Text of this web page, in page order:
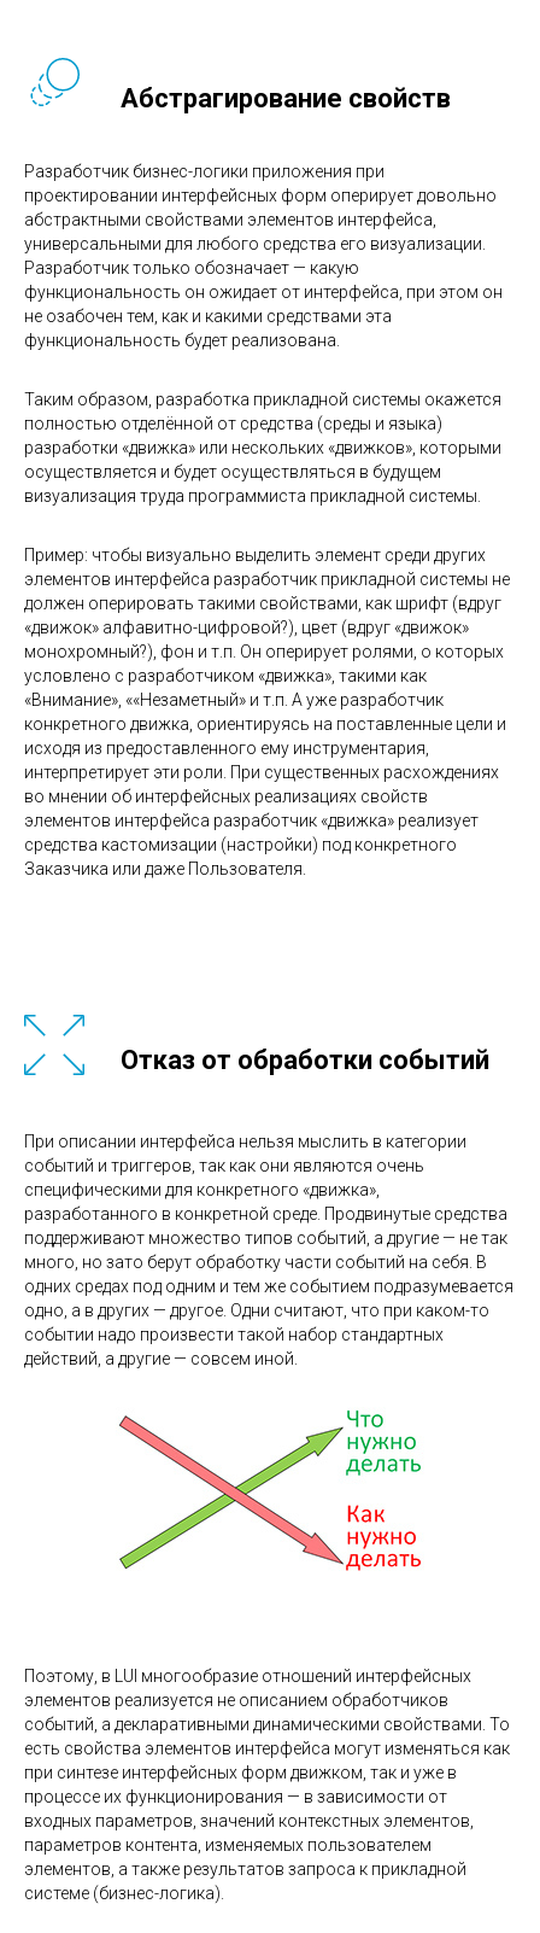
Абстрагирование свойств
Разработчик бизнес-логики приложения при
проектировании интерфейсных форм оперирует довольно
абстрактными свойствами элементов интерфейса,
универсальными для любого средства его визуализации.
Разработчик только обозначает — какую
функциональность он ожидает от интерфейса, при этом он
не озабочен тем, как и какими средствами эта
функциональность будет реализована.
Таким образом, разработка прикладной системы окажется
полностью отделённой от средства (среды и языка)
разработки «движка» или нескольких «движков», которыми
осуществляется и будет осуществляться в будущем
визуализация труда программиста прикладной системы.
Пример: чтобы визуально выделить элемент среди других
элементов интерфейса разработчик прикладной системы не
должен оперировать такими свойствами, как шрифт (вдруг
«движок» алфавитно-цифровой?), цвет (вдруг «движок»
монохромный?), фон и т.п. Он оперирует ролями, о которых
условлено с разработчиком «движка», такими как
«Внимание», ««Незаметный» и т.п. А уже разработчик
конкретного движка, ориентируясь на поставленные цели и
исходя из предоставленного ему инструментария,
интерпретирует эти роли. При существенных расхождениях
во мнении об интерфейсных реализациях свойств
элементов интерфейса разработчик «движка» реализует
средства кастомизации (настройки) под конкретного
Заказчика или даже Пользователя.
Отказ от обработки событий
При описании интерфейса нельзя мыслить в категории
событий и триггеров, так как они являются очень
специфическими для конкретного «движка»,
разработанного в конкретной среде. Продвинутые средства
поддерживают множество типов событий, а другие — не так
много, но зато берут обработку части событий на себя. В
одних средах под одним и тем же событием подразумевается
одно, а в других — другое. Одни считают, что при каком-то
событии надо произвести такой набор стандартных
действий, а другие — совсем иной.
Поэтому, в LUI многообразие отношений интерфейсных
элементов реализуется не описанием обработчиков
событий, а декларативными динамическими свойствами. То
есть свойства элементов интерфейса могут изменяться как
при синтезе интерфейсных форм движком, так и уже в
процессе их функционирования — в зависимости от
входных параметров, значений контекстных элементов,
параметров контента, изменяемых пользователем
элементов, а также результатов запроса к прикладной
системе (бизнес-логика).